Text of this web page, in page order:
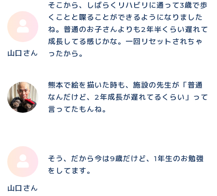
山口さん
そこから、しばらくリハビリに通って3歳で歩
くことと喋ることができるようになりました
ね。普通のお子さんよりも2年半くらい遅れて
成長してる感じかな。一回リセットされちゃ
ったから。
熊本で絵を描いた時も、施設の先生が「普通
なんだけど、2年成長が遅れてるくらい」って
言ってたもんね。
山口さん
そう、だから今は9歳だけど、1年生のお勉強
をしてます。